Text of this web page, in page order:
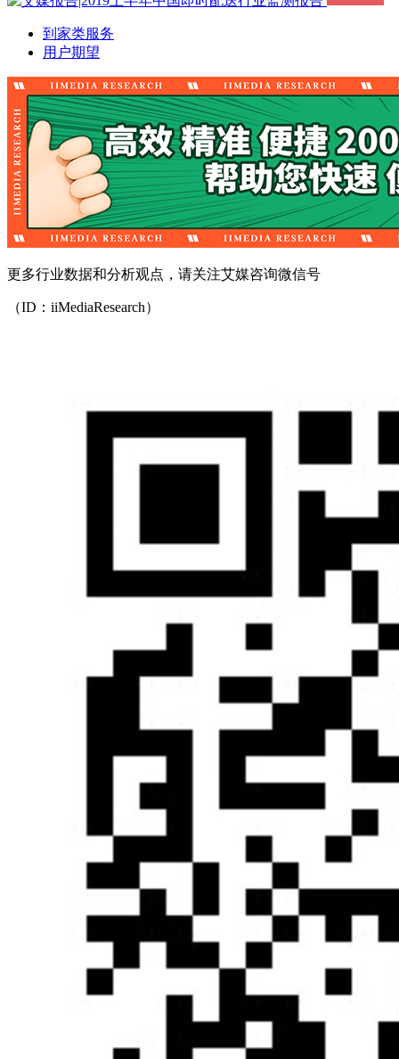
到家类服务
用户期望
更多行业数据和分析观点，请关注艾媒咨询微信号
（ID：iiMediaResearch）